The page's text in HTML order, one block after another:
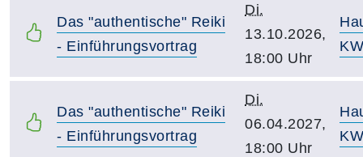
Das "authentische" Reiki
- Einführungsvortrag
Di.
13.10.2026,
18:00 Uhr
Das "authentische" Reiki
- Einführungsvortrag
Di.
06.04.2027,
18:00 Uhr